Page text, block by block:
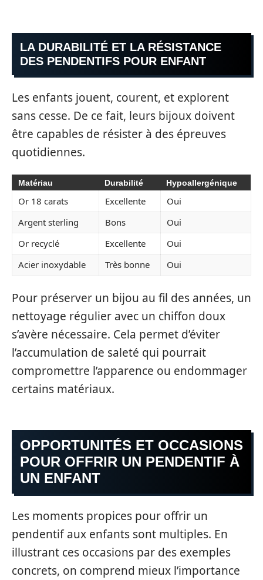
LA DURABILITÉ ET LA RÉSISTANCE
DES PENDENTIFS POUR ENFANT
Les enfants jouent, courent, et explorent
sans cesse. De ce fait, leurs bijoux doivent
être capables de résister à des épreuves
quotidiennes.
Matériau Durabilité Hypoallergénique
Or 18 carats Excellente
Oui
Argent sterling
Bons
Oui
Or recyclé
Excellente
Oui
Acier inoxydable
Très bonne Oui
Pour préserver un bijou au fil des années, un
nettoyage régulier avec un chiffon doux
s’avère nécessaire. Cela permet d’éviter
l’accumulation de saleté qui pourrait
compromettre l’apparence ou endommager
certains matériaux.
OPPORTUNITÉS ET OCCASIONS
POUR OFFRIR UN PENDENTIF À
UN ENFANT
Les moments propices pour offrir un
pendentif aux enfants sont multiples. En
illustrant ces occasions par des exemples
concrets, on comprend mieux l’importance